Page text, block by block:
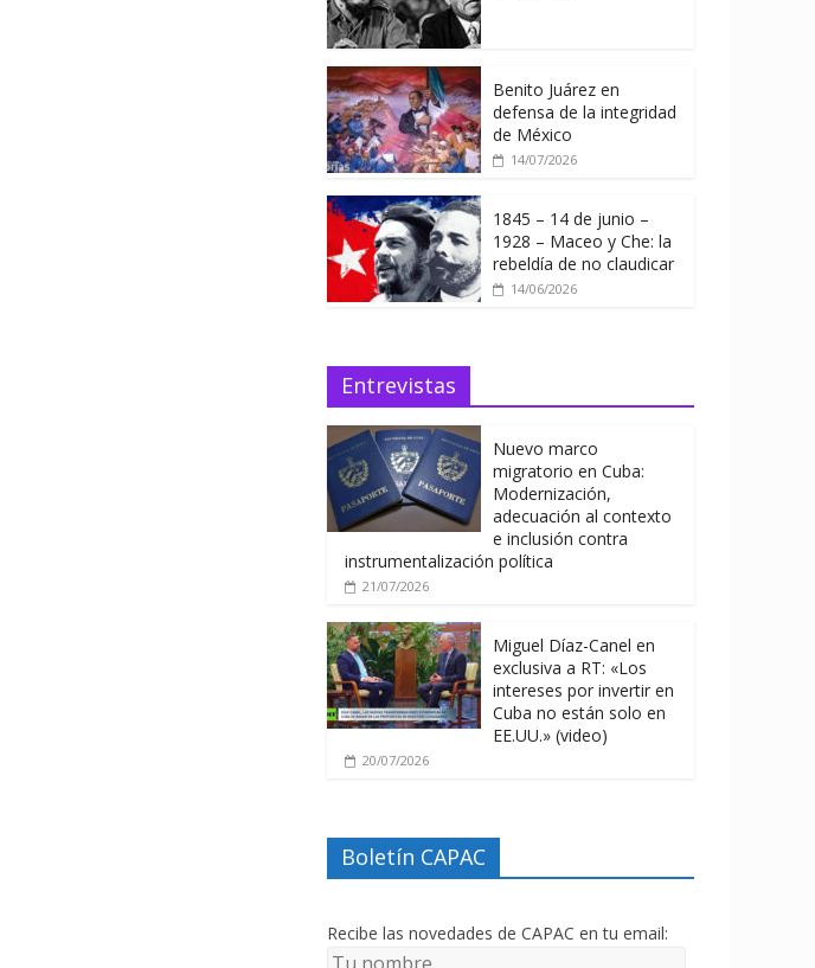
Benito Juárez en
defensa de la integridad
de México
14/07/2026
1845 – 14 de junio –
1928 – Maceo y Che: la
rebeldía de no claudicar
14/06/2026
Entrevistas
Nuevo marco
migratorio en Cuba:
Modernización,
adecuación al contexto
e inclusión contra
instrumentalización política
21/07/2026
Miguel Díaz-Canel en
exclusiva a RT: «Los
intereses por invertir en
Cuba no están solo en
EE.UU.» (video)
20/07/2026
Boletín CAPAC
Recibe las novedades de CAPAC en tu email: